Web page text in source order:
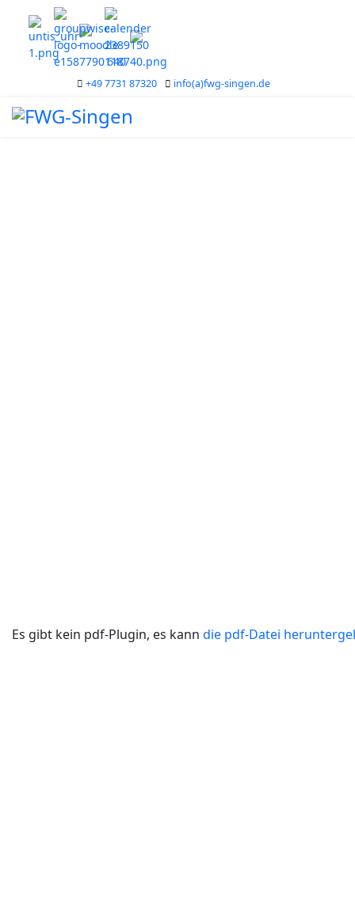
+49 7731 87320 info(a)fwg-singen.de
Es gibt kein pdf-Plugin, es kann die pdf-Datei